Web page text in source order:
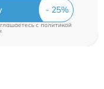
cполитикой